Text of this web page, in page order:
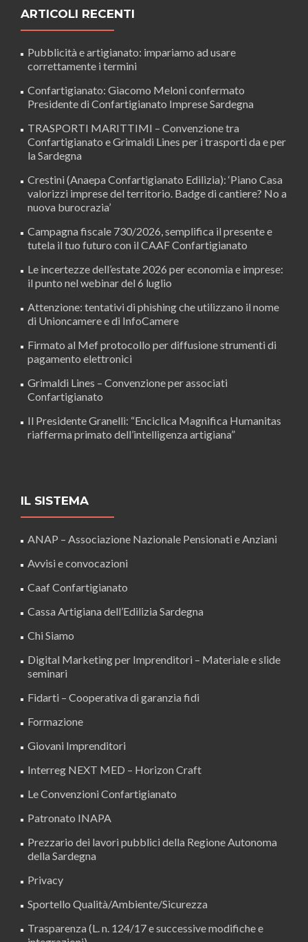
ARTICOLI RECENTI
Pubblicità e artigianato: impariamo ad usare
correttamente i termini
Confartigianato: Giacomo Meloni confermato
Presidente di Confartigianato Imprese Sardegna
TRASPORTI MARITTIMI – Convenzione tra
Confartigianato e Grimaldi Lines per i trasporti da e per
la Sardegna
Crestini (Anaepa Confartigianato Edilizia): ‘Piano Casa
valorizzi imprese del territorio. Badge di cantiere? No a
nuova burocrazia’
Campagna fiscale 730/2026, semplifica il presente e
tutela il tuo futuro con il CAAF Confartigianato
Le incertezze dell’estate 2026 per economia e imprese:
il punto nel webinar del 6 luglio
Attenzione: tentativi di phishing che utilizzano il nome
di Unioncamere e di InfoCamere
Firmato al Mef protocollo per diffusione strumenti di
pagamento elettronici
Grimaldi Lines – Convenzione per associati
Confartigianato
Il Presidente Granelli: “Enciclica Magnifica Humanitas
riafferma primato dell’intelligenza artigiana”
IL SISTEMA
ANAP – Associazione Nazionale Pensionati e Anziani
Avvisi e convocazioni
Caaf Confartigianato
Cassa Artigiana dell’Edilizia Sardegna
Chi Siamo
Digital Marketing per Imprenditori – Materiale e slide
seminari
Fidarti – Cooperativa di garanzia fidi
Formazione
Giovani Imprenditori
Interreg NEXT MED – Horizon Craft
Le Convenzioni Confartigianato
Patronato INAPA
Prezzario dei lavori pubblici della Regione Autonoma
della Sardegna
Privacy
Sportello Qualità/Ambiente/Sicurezza
Trasparenza (L. n. 124/17 e successive modifiche e